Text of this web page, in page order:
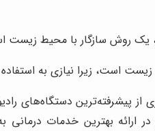
یک روش سازگار با محیط زیست
است، زیرا نیازی به استفاده
از پیشرفته‌ترین دستگاه‌های
در ارائه بهترین خدمات